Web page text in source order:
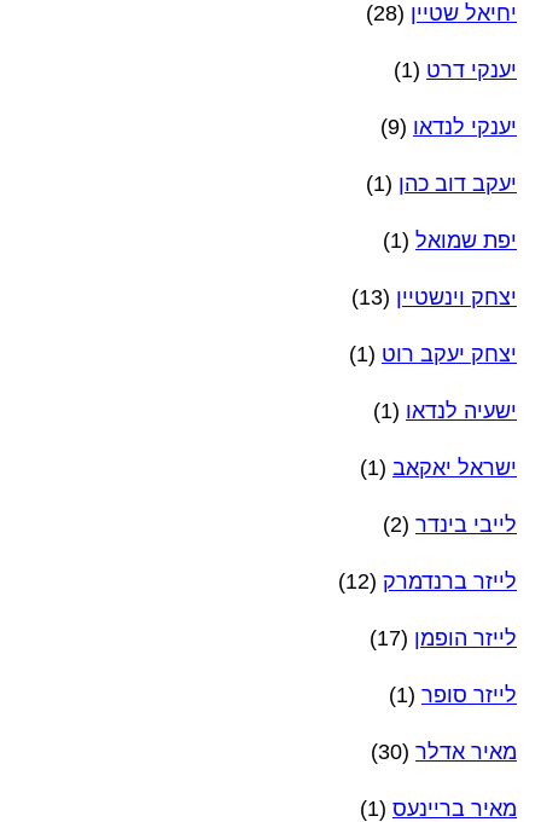
יחיאל שטיין (28)
יענקי דרט (1)
יענקי לנדאו (9)
יעקב דוב כהן (1)
יפת שמואל (1)
יצחק וינשטיין (13)
יצחק יעקב רוט (1)
ישעיה לנדאו (1)
ישראל יאקאב (1)
לייבי בינדר (2)
לייזר ברנדמרק (12)
לייזר הופמן (17)
לייזר סופר (1)
מאיר אדלר (30)
מאיר בריינעס (1)